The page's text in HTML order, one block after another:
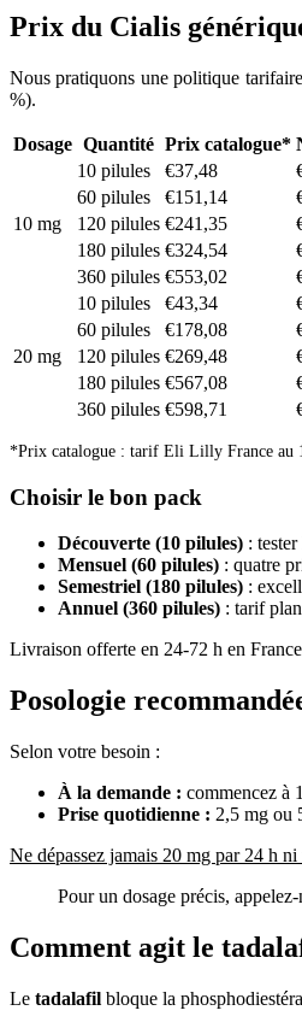
Prix du Cialis
Nous pratiquons une politique
%).
Dosage Quantité Prix catalogue*
10 mg
10 pilules €37,48
60 pilules
€151,14
120 pilules €241,35
180 pilules €324,54
360 pilules €553,02
20 mg
10 pilules €43,34
60 pilules
€178,08
120 pilules €269,48
180 pilules €567,08
360 pilules €598,71
*Prix catalogue : tarif Eli Lilly France au
Choisir le bon pack
Découverte (10 pilules) :
Mensuel (60 pilules) : quatre
Semestriel (180 pilules) :
Annuel (360 pilules) : tarif
Livraison offerte en 24-72 h en
Posologie
Selon votre besoin :
À la demande : commencez à
Prise quotidienne : 2,5 mg ou
Ne dépassez jamais 20 mg par 24 h
Pour un dosage précis, appelez-
Comment agit le
Le tadalafil bloque la